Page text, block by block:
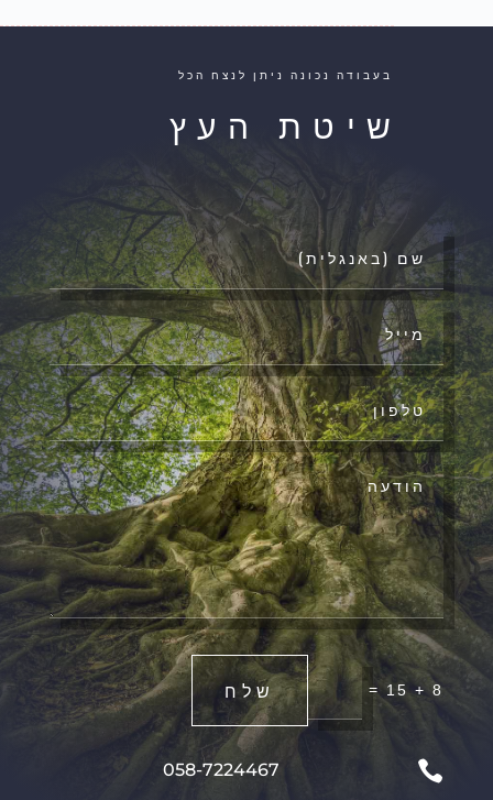
בעבודה נכונה ניתן לנצח הכל
שיטת העץ
8 + 15
= שלח

058-7224467